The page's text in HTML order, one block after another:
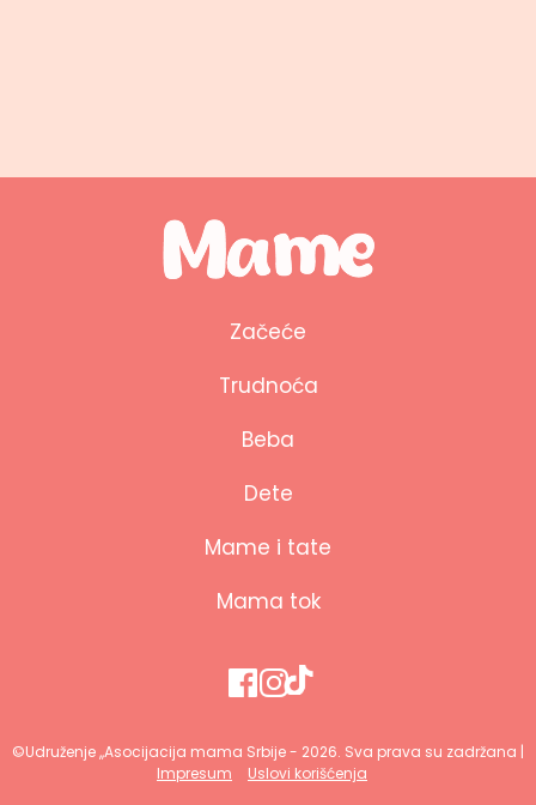
Začeće
Trudnoća
Beba
Dete
Mame i tate
Mama tok
©Udruženje ,,Asocijacija mama Srbije - 2026. Sva prava su zadržana |
Impresum
Uslovi korišćenja